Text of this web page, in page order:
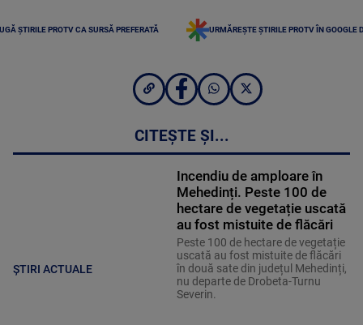
ȘTIRILE PROTV CA SURSĂ PREFERATĂ URMĂREȘTE ȘTIRILE PROTV ÎN GOOGLE
CITEȘTE ȘI...
ȘTIRI ACTUALE
Incendiu de amploare în
Mehedinți. Peste 100 de
hectare de vegetație uscată
au fost mistuite de flăcări
Peste 100 de hectare de vegetație
uscată au fost mistuite de flăcări
în două sate din județul Mehedinți,
nu departe de Drobeta-Turnu
Severin.